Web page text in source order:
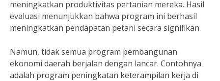
meningkatkan produktivitas pertanian mereka. Hasil
evaluasi menunjukkan bahwa program ini berhasil
meningkatkan pendapatan petani secara signifikan.
Namun, tidak semua program pembangunan
ekonomi daerah berjalan dengan lancar. Contohnya
adalah program peningkatan keterampilan kerja di